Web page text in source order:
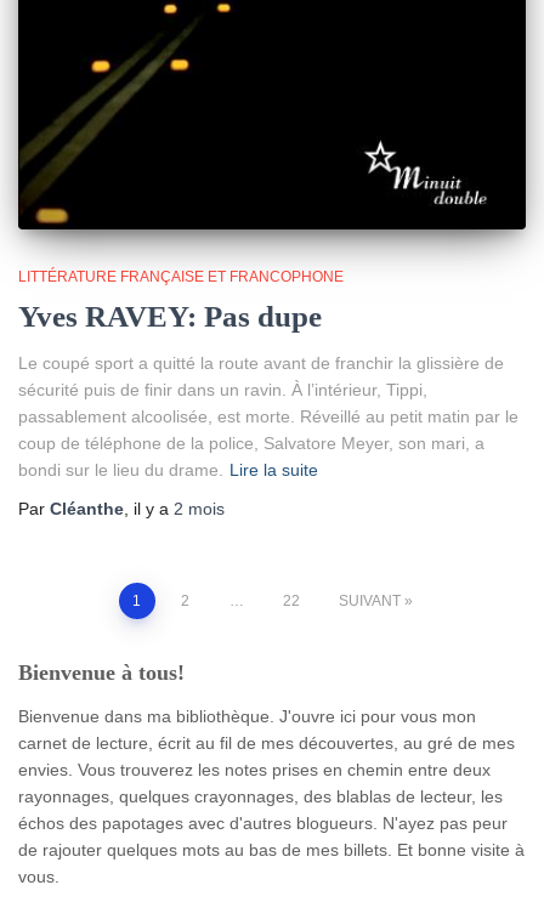
LITTÉRATURE FRANÇAISE ET FRANCOPHONE
Yves RAVEY: Pas dupe
Le coupé sport a quitté la route avant de franchir la glissière de
sécurité puis de finir dans un ravin. À l’intérieur, Tippi,
passablement alcoolisée, est morte. Réveillé au petit matin par le
coup de téléphone de la police, Salvatore Meyer, son mari, a
bondi sur le lieu du drame.
Lire la suite
Par Cléanthe , il y a 2 mois
Pagination
des
publications
1 2 … 22 SUIVANT
Bienvenue à tous!
Bienvenue dans ma bibliothèque. J'ouvre ici pour vous mon
carnet de lecture, écrit au fil de mes découvertes, au gré de mes
envies. Vous trouverez les notes prises en chemin entre deux
rayonnages, quelques crayonnages, des blablas de lecteur, les
échos des papotages avec d'autres blogueurs. N'ayez pas peur
de rajouter quelques mots au bas de mes billets. Et bonne visite à
vous.